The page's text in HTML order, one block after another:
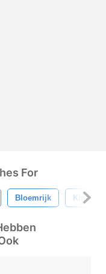
For
Bloemrijk Kind